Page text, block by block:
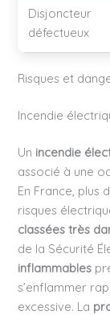
Disjoncteur
défectueux
Risques et
Incendie
Un incendie
associé à une
En France, plus
risques
classées très
de la Sécurité
inflammables
s’enflammer
excessive. La